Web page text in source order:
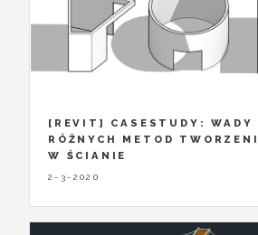
[REVIT] CASESTUDY: WADY
RÓŻNYCH METOD
W ŚCIANIE
2-3-2020